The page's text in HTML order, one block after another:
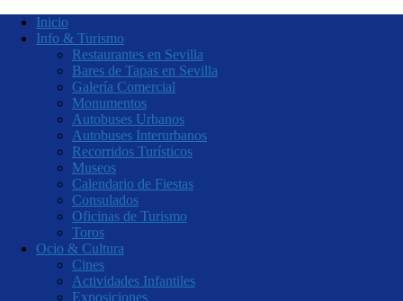
Inicio
Info & Turismo
Restaurantes en Sevilla
Bares de Tapas en Sevilla
Galería Comercial
Monumentos
Autobuses Urbanos
Autobuses Interurbanos
Recorridos Turísticos
Museos
Calendario de Fiestas
Consulados
Oficinas de Turismo
Toros
Ocio & Cultura
Cines
Actividades Infantiles
Exposiciones